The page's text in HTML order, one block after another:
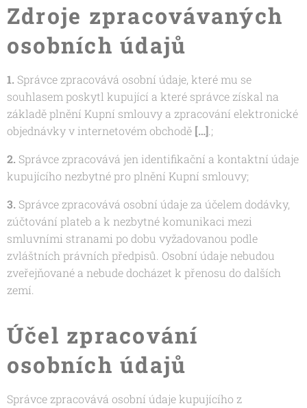
Zdroje zpracovávaných
osobních údajů
1. Správce zpracovává osobní údaje, které mu se
souhlasem poskytl kupující a které správce získal na
základě plnění Kupní smlouvy a zpracování elektronické
objednávky v internetovém obchodě […].;
2. Správce zpracovává jen identifikační a kontaktní údaje
kupujícího nezbytné pro plnění Kupní smlouvy;
3. Správce zpracovává osobní údaje za účelem dodávky,
zúčtování plateb a k nezbytné komunikaci mezi
smluvními stranami po dobu vyžadovanou podle
zvláštních právních předpisů. Osobní údaje nebudou
zveřejňované a nebude docházet k přenosu do dalších
zemí.
Účel zpracování
osobních údajů
Správce zpracovává osobní údaje kupujícího z